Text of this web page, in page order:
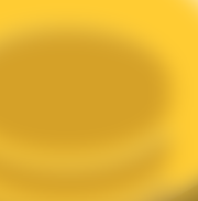
ยุ่นเพื่อรับโทเคนยอดนิยม